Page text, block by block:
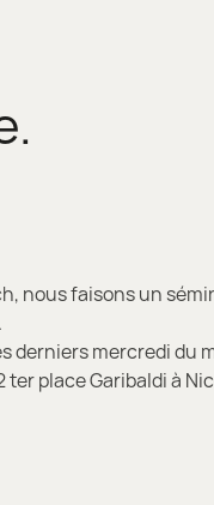
nous faisons un
derniers mercredi du
place Garibaldi à